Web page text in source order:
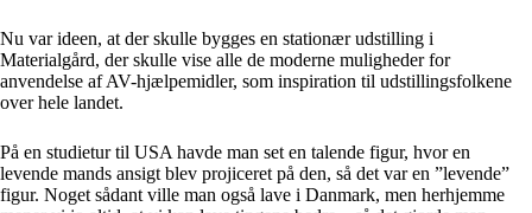
Nu var ideen, at der skulle bygges en stationær udstilling i
Materialgård, der skulle vise alle de moderne muligheder for
anvendelse af AV-hjælpemidler, som inspiration til udstillingsfolkene
over hele landet.
På en studietur til USA havde man set en talende figur, hvor en
levende mands ansigt blev projiceret på den, så det var en ”levende”
figur. Noget sådant ville man også lave i Danmark, men herhjemme